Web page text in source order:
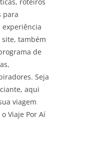
para
também
de
Seja
aqui
viagem
Viaje Por Aí